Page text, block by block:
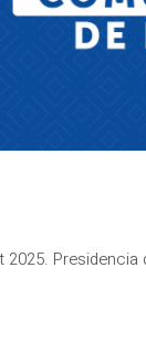
Presidencia